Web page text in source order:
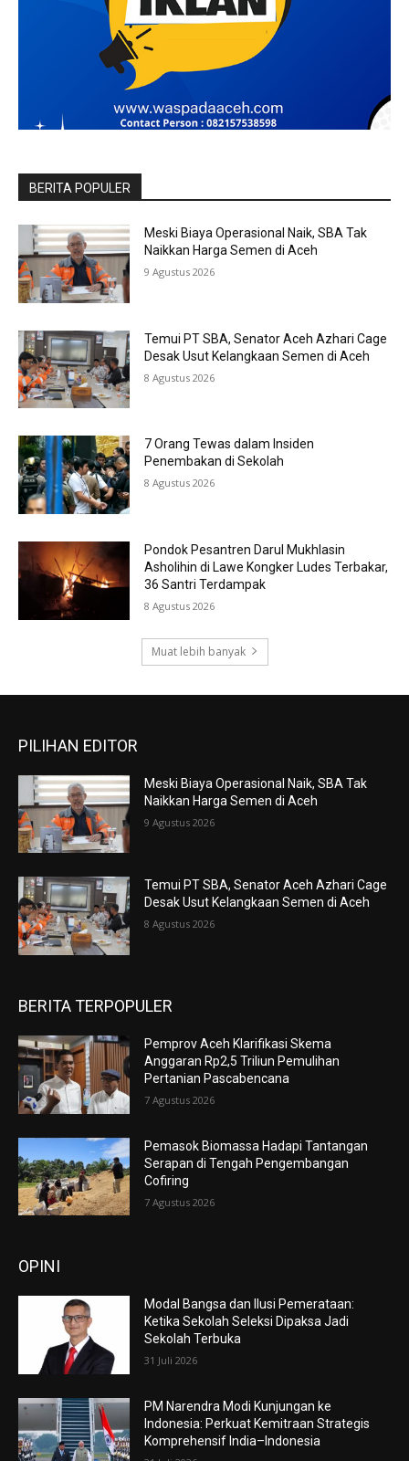
BERITA POPULER
Meski Biaya Operasional Naik, SBA Tak
Naikkan Harga Semen di Aceh
9 Agustus 2026
Temui PT SBA, Senator Aceh Azhari Cage
Desak Usut Kelangkaan Semen di Aceh
8 Agustus 2026
7 Orang Tewas dalam Insiden
Penembakan di Sekolah
8 Agustus 2026
Pondok Pesantren Darul Mukhlasin
Asholihin di Lawe Kongker Ludes Terbakar,
36 Santri Terdampak
8 Agustus 2026
Muat lebih banyak
PILIHAN EDITOR
Meski Biaya Operasional Naik, SBA Tak
Naikkan Harga Semen di Aceh
9 Agustus 2026
Temui PT SBA, Senator Aceh Azhari Cage
Desak Usut Kelangkaan Semen di Aceh
8 Agustus 2026
BERITA TERPOPULER
Pemprov Aceh Klarifikasi Skema
Anggaran Rp2,5 Triliun Pemulihan
Pertanian Pascabencana
7 Agustus 2026
Pemasok Biomassa Hadapi Tantangan
Serapan di Tengah Pengembangan
Cofiring
7 Agustus 2026
OPINI
Modal Bangsa dan Ilusi Pemerataan:
Ketika Sekolah Seleksi Dipaksa Jadi
Sekolah Terbuka
31 Juli 2026
PM Narendra Modi Kunjungan ke
Indonesia: Perkuat Kemitraan Strategis
Komprehensif India–Indonesia